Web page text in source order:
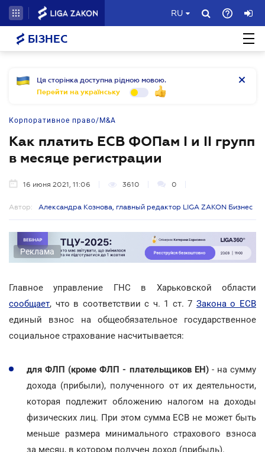
RU
БІЗНЕС
Ця сторінка доступна рідною мовою.
Перейти на українську
Корпоративное право/M&A
Как платить ЕСВ ФОПам І и ІІ групп
в месяце регистрации
16 июня 2021, 11:06 3610 0
Автор: Александра Кознова, главный редактор LIGA ZAKON Бизнес
Реклама
Главное управление ГНС в Харьковской области
сообщает, что в соответствии с ч. 1 ст. 7 Закона о ЕСВ
единый взнос на общеобязательное государственное
социальное страхование насчитывается:
для ФЛП (кроме ФЛП - плательщиков ЕН)- на сумму
дохода (прибыли), полученного от их деятельности,
которая подлежит обложению налогом на доходы
физических лиц. При этом сумма ЕСВ не может быть
меньше размера минимального страхового взноса
за месяц, в котором получен доход (прибыль).